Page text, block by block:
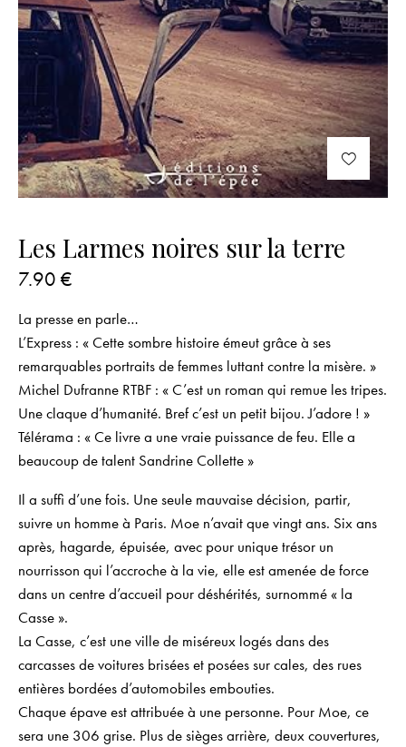
Les Larmes noires sur la terre
7.90 €
La presse en parle…
L’Express : « Cette sombre histoire émeut grâce à ses
remarquables portraits de femmes luttant contre la misère. »
Michel Dufranne RTBF : « C’est un roman qui remue les tripes.
Une claque d’humanité. Bref c’est un petit bijou. J’adore ! »
Télérama : « Ce livre a une vraie puissance de feu. Elle a
beaucoup de talent Sandrine Collette »
Il a suffi d’une fois. Une seule mauvaise décision, partir,
suivre un homme à Paris. Moe n’avait que vingt ans. Six ans
après, hagarde, épuisée, avec pour unique trésor un
nourrisson qui l’accroche à la vie, elle est amenée de force
dans un centre d’accueil pour déshérités, surnommé « la
Casse ».
La Casse, c’est une ville de miséreux logés dans des
carcasses de voitures brisées et posées sur cales, des rues
entières bordées d’automobiles embouties.
Chaque épave est attribuée à une personne. Pour Moe, ce
sera une 306 grise. Plus de sièges arrière, deux couvertures,